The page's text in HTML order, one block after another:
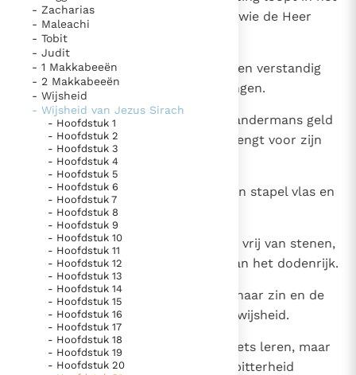
Paus Leo XIV in Pavia: "De stad is zowel een gave als
een taak"
Paus in Pavia: St. Augustinus toont ons de noodzaak om
"naar het innerlijk" toe te keren.
RK Documenten stelt heel veel belangrijke
kerkelijke documenten van de Rooms
Katholieke Kerk in het Nederlands beschikbaar
en is volledig afhankelijk van donaties.
Ik help mee!
- Zacharias
- Maleachi
- Tobit
- Judit
- 1 Makkabeeën
- 2 Makkabeeën
- Wijsheid
- Wijsheid van Jezus Sirach
- Hoofdstuk 1
- Hoofdstuk 2
- Hoofdstuk 3
- Hoofdstuk 4
- Hoofdstuk 5
- Hoofdstuk 6
- Hoofdstuk 7
- Hoofdstuk 8
- Hoofdstuk 9
- Hoofdstuk 10
- Hoofdstuk 11
- Hoofdstuk 12
- Hoofdstuk 13
- Hoofdstuk 14
- Hoofdstuk 15
- Hoofdstuk 16
- Hoofdstuk 17
- Hoofdstuk 18
- Hoofdstuk 19
- Hoofdstuk 20
voetspoor van de zondaar, maar wie de Heer
vreest neemt ze ter harte.
Een snoever valt al spoedig op: een verstandig
man kent hem aan zijn ontsporingen.
Degene die zijn huis bouwt met andermans geld
is als iemand die stenen bijeenbrengt voor zijn
graf.
De buit van de zondaars is als een stapel vlas en
hun eind is een vlammend vuur.
De weg van de zondaars is effen, vrij van stenen,
maar aan zijn einde ligt de kuil van het dodenrijk.
Wie de wet onderhoudt begrijpt haar zin en de
volmaakte vrees voor de Heer is wijsheid.
Wie niet schrander is laat zich niets leren, maar
er is een schranderheid die veel bitterheid